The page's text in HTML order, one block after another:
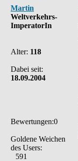
Martin
Weltverkehrs-
ImperatorIn
Alter: 118
Dabei seit:
18.09.2004
Bewertungen:0
Goldene Weichen
des Users:
591